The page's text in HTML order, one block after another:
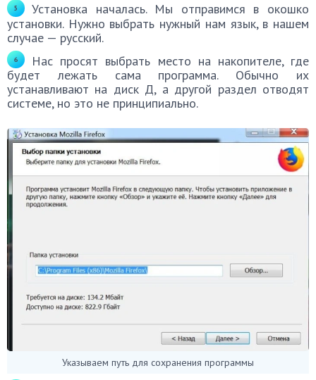
Установка началась. Мы отправимся в окошко
установки. Нужно выбрать нужный нам язык, в нашем
случае — русский.
Нас просят выбрать место на накопителе, где
будет лежать сама программа. Обычно их
устанавливают на диск Д, а другой раздел отводят
системе, но это не принципиально.
Указываем путь для сохранения программы